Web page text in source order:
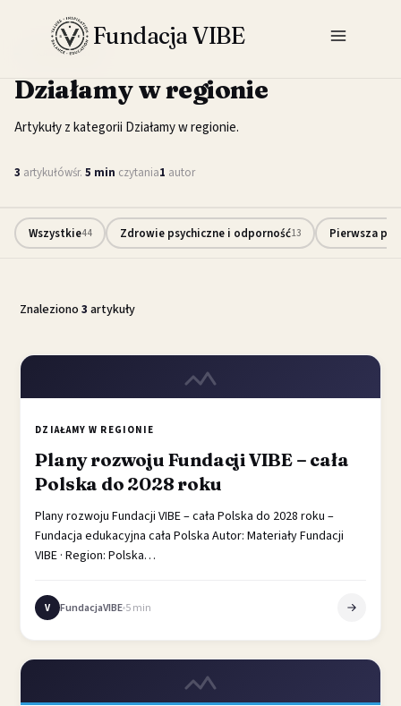
Fundacja VIBE
KATEGORIA
Działamy w regionie
Artykuły z kategorii Działamy w regionie.
3 artykułówśr. 5 min czytania1 autor
Wszystkie44 Zdrowie psychiczne i odporność13 Pierwsza
Znaleziono3 artykuły
DZIAŁAMY W REGIONIE
Plany rozwoju Fundacji VIBE – cała
Polska do 2028 roku
Plany rozwoju Fundacji VIBE – cała Polska do 2028 roku –
Fundacja edukacyjna cała Polska Autor: Materiały Fundacji
VIBE · Region: Polska…
V FundacjaVIBE 5 min